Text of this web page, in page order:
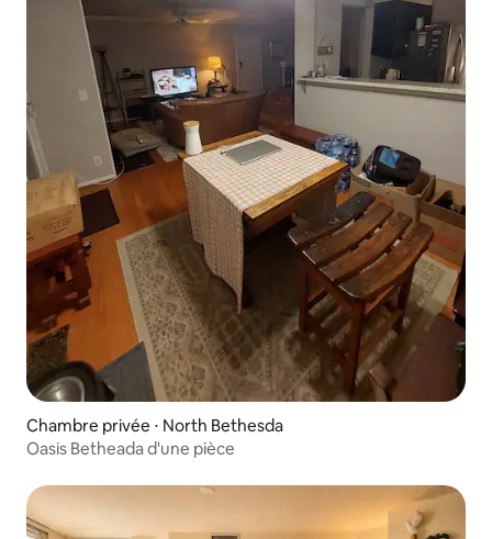
Chambre privée ⋅ North Bethesda
Oasis Betheada d'une pièce